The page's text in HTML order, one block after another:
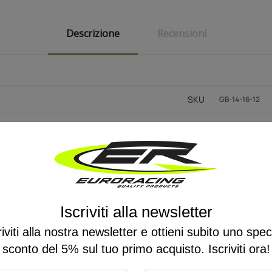
Descrizione Recensioni
SKU GB-14-16-12
SKU Barcode
Inner Diameter (mm)
Outer Diameter (mm)
Height (1) mm 12.00
Iscriviti alla newsletter
alla nostra newsletter e ottieni subito uno
sconto del 5% sul tuo primo acquisto. Iscriviti ora!